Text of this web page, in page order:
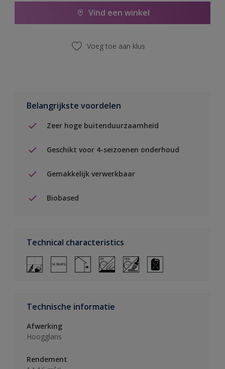
Vind een winkel
Voeg toe aan klus
Belangrijkste voordelen
Zeer hoge buitenduurzaamheid
Geschikt voor 4-seizoenen onderhoud
Gemakkelijk verwerkbaar
Biobased
Technical characteristics
Technische informatie
Afwerking
Hoogglans
Rendement